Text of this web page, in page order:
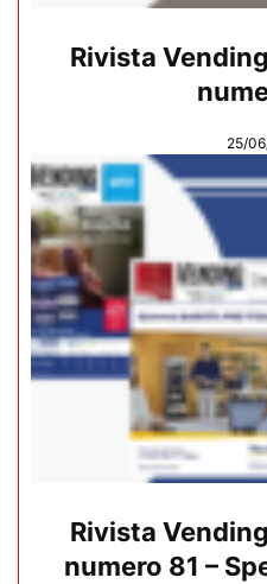
Rivista
25/
Rivista
numero 81 –